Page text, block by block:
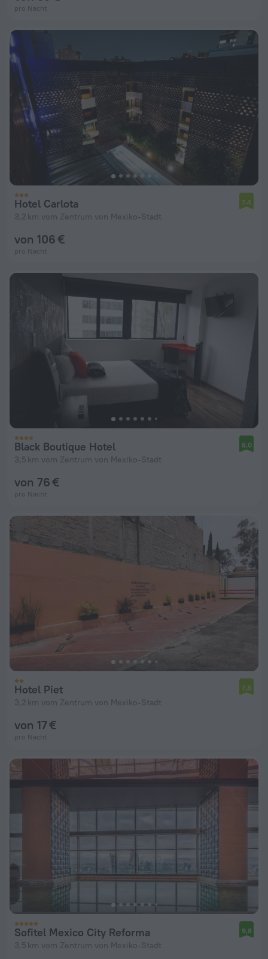
pro Nacht
Hotel Carlota
3,2 km vom Zentrum von Mexiko-Stadt
7,4
von 106 €
pro Nacht
Black Boutique Hotel
3,5 km vom Zentrum von Mexiko-Stadt
8,0
von 76 €
pro Nacht
Hotel Piet
3,2 km vom Zentrum von Mexiko-Stadt
7,8
von 17 €
pro Nacht
Sofitel Mexico City Reforma
3,5 km vom Zentrum von Mexiko-Stadt
9,8